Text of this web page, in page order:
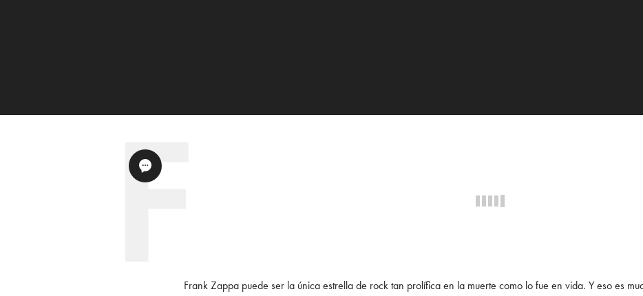
Frank Zappa puede ser la única estrella de rock tan prolífica en la muerte como lo fue en vida. Y eso es